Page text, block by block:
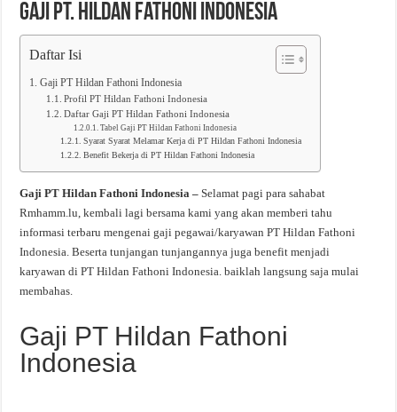
Gaji PT. Hildan Fathoni Indonesia
Daftar Isi
Gaji PT Hildan Fathoni Indonesia
Profil PT Hildan Fathoni Indonesia
Daftar Gaji PT Hildan Fathoni Indonesia
Tabel Gaji PT Hildan Fathoni Indonesia
Syarat Syarat Melamar Kerja di PT Hildan Fathoni Indonesia
Benefit Bekerja di PT Hildan Fathoni Indonesia
Gaji PT Hildan Fathoni Indonesia –Selamat pagi para sahabat
Rmhamm.lu, kembali lagi bersama kami yang akan memberi tahu
informasi terbaru mengenai gaji pegawai/karyawan PT Hildan Fathoni
Indonesia. Beserta tunjangan tunjangannya juga benefit menjadi
karyawan di PT Hildan Fathoni Indonesia. baiklah langsung saja mulai
membahas.
Gaji PT Hildan Fathoni
Indonesia